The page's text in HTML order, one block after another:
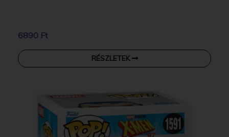
6890 Ft
RÉSZLETEK